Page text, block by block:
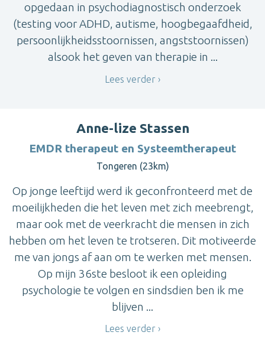
opgedaan in psychodiagnostisch onderzoek
(testing voor ADHD, autisme, hoogbegaafdheid,
persoonlijkheidsstoornissen, angststoornissen)
alsook het geven van therapie in ...
Lees verder
Anne-lize Stassen
EMDR therapeut en Systeemtherapeut
Tongeren (23km)
Op jonge leeftijd werd ik geconfronteerd met de
moeilijkheden die het leven met zich meebrengt,
maar ook met de veerkracht die mensen in zich
hebben om het leven te trotseren. Dit motiveerde
me van jongs af aan om te werken met mensen.
Op mijn 36ste besloot ik een opleiding
psychologie te volgen en sindsdien ben ik me
blijven ...
Lees verder